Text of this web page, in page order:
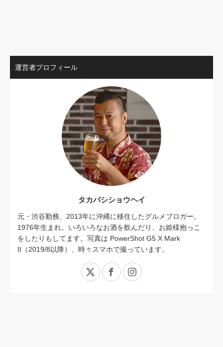
運営者プロフィール
タカバシショウヘイ
元・渋谷勤務、2013年に沖縄に移住したグルメブロガー。
1976年生まれ。いろいろなお酒を飲んだり、お姫様抱っこ
をしたりもしてます。写真は PowerShot G5 X Mark
II（2019/8以降）、時々スマホで撮っています。
X FacebookInstagram